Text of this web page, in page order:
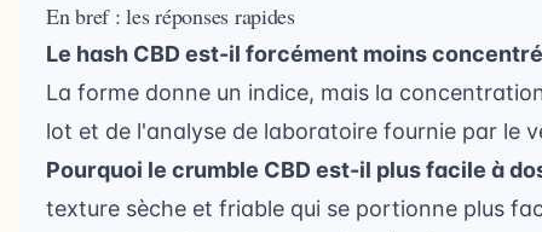
En bref : les réponses rapides
Le hash CBD est-il forcément moins
La forme donne un indice, mais la
lot et de l'analyse de laboratoire fournie par le
Pourquoi le crumble CBD est-il plus facile à
texture sèche et friable qui se portionne plus